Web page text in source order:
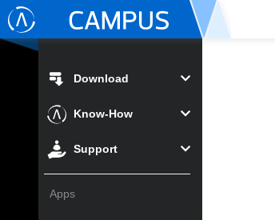
Download
Know-How
Support
Apps